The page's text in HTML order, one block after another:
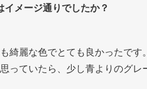
イメージ通りでしたか？
綺麗な色でとても良かったで
っていたら、少し青よりのグレ